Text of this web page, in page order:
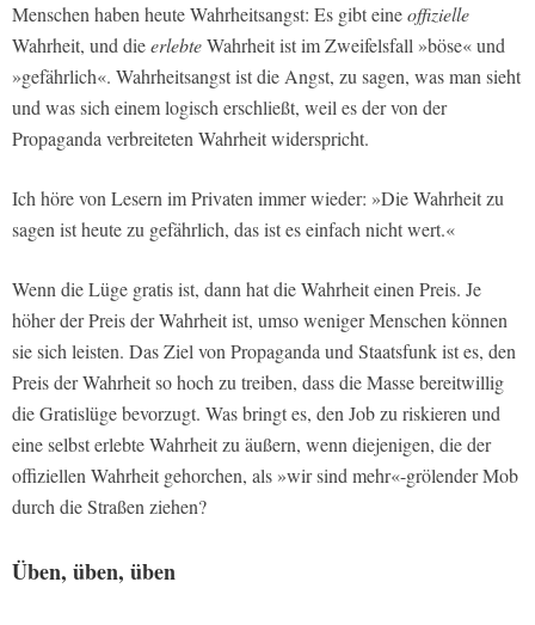
Menschen haben heute Wahrheitsangst: Es gibt eineoffizielle
Wahrheit, und dieerlebteWahrheit ist im Zweifelsfall »böse« und
»gefährlich«. Wahrheitsangst ist die Angst, zu sagen, was man sieht
und was sich einem logisch erschließt, weil es der von der
Propaganda verbreiteten Wahrheit widerspricht.
Ich höre von Lesern im Privaten immer wieder: »Die Wahrheit zu
sagen ist heute zu gefährlich, das ist es einfach nicht wert.«
Wenn die Lüge gratis ist, dann hat die Wahrheit einen Preis. Je
höher der Preis der Wahrheit ist, umso weniger Menschen können
sie sich leisten. Das Ziel von Propaganda und Staatsfunk ist es, den
Preis der Wahrheit so hoch zu treiben, dass die Masse bereitwillig
die Gratislüge bevorzugt. Was bringt es, den Job zu riskieren und
eine selbst erlebte Wahrheit zu äußern, wenn diejenigen, die der
offiziellen Wahrheit gehorchen, als »wir sind mehr«-grölender Mob
durch die Straßen ziehen?
Üben, üben, üben